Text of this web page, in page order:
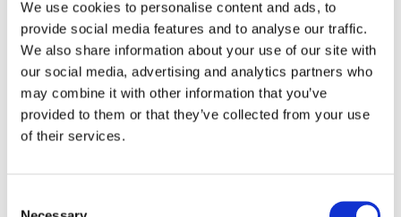
We use cookies to personalise content and ads, to
provide social media features and to analyse our traffic.
We also share information about your use of our site with
our social media, advertising and analytics partners who
may combine it with other information that you’ve
provided to them or that they’ve collected from your use
of their services.
hur du ska agera och hur du förbereder dig inför nästa
elavbrott.
Artikel